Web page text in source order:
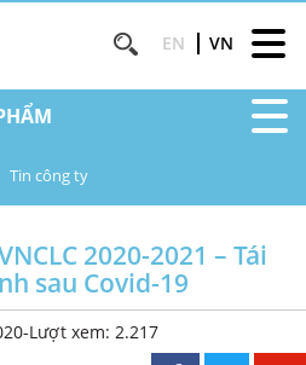
EN VN
Tin công ty
2020-2021 – Tái
sau Covid-19
-Lượt xem: 2.217